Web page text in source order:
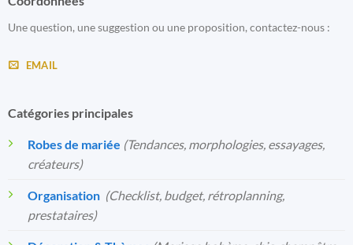
Une question, une suggestion ou une proposition, contactez-nous :
EMAIL
Catégories principales
Robes de mariée (Tendances, morphologies, essayages,
créateurs)
Organisation️ (Checklist, budget, rétroplanning,
prestataires)